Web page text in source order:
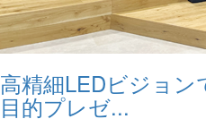
高精細LEDビジョ
目的プレゼ...